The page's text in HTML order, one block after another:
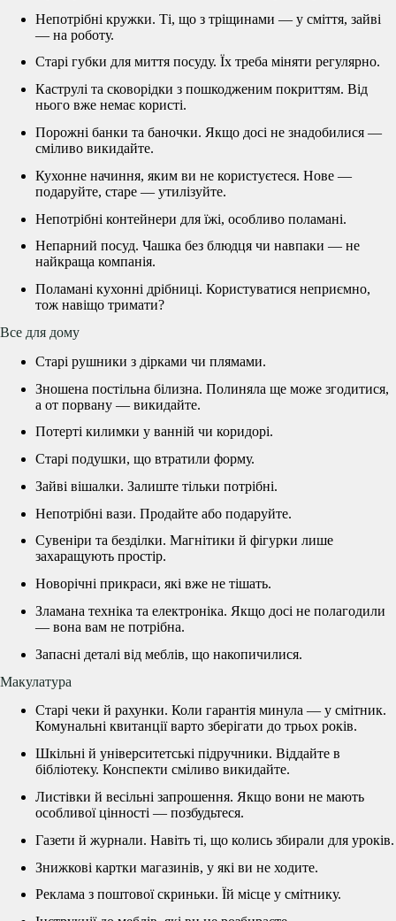
Непотрібні кружки. Ті, що з тріщинами — у сміття, зайві
— на роботу.
Старі губки для миття посуду. Їх треба міняти регулярно.
Каструлі та сковорідки з пошкодженим покриттям. Від
нього вже немає користі.
Порожні банки та баночки. Якщо досі не знадобилися —
сміливо викидайте.
Кухонне начиння, яким ви не користуєтеся. Нове —
подаруйте, старе — утилізуйте.
Непотрібні контейнери для їжі, особливо поламані.
Непарний посуд. Чашка без блюдця чи навпаки — не
найкраща компанія.
Поламані кухонні дрібниці. Користуватися неприємно,
тож навіщо тримати?
Все для дому
Старі рушники з дірками чи плямами.
Зношена постільна білизна. Полиняла ще може згодитися,
а от порвану — викидайте.
Потерті килимки у ванній чи коридорі.
Старі подушки, що втратили форму.
Зайві вішалки. Залиште тільки потрібні.
Непотрібні вази. Продайте або подаруйте.
Сувеніри та безділки. Магнітики й фігурки лише
захаращують простір.
Новорічні прикраси, які вже не тішать.
Зламана техніка та електроніка. Якщо досі не полагодили
— вона вам не потрібна.
Запасні деталі від меблів, що накопичилися.
Макулатура
Старі чеки й рахунки. Коли гарантія минула — у смітник.
Комунальні квитанції варто зберігати до трьох років.
Шкільні й університетські підручники. Віддайте в
бібліотеку. Конспекти сміливо викидайте.
Листівки й весільні запрошення. Якщо вони не мають
особливої цінності — позбудьтеся.
Газети й журнали. Навіть ті, що колись збирали для уроків.
Знижкові картки магазинів, у які ви не ходите.
Реклама з поштової скриньки. Їй місце у смітнику.